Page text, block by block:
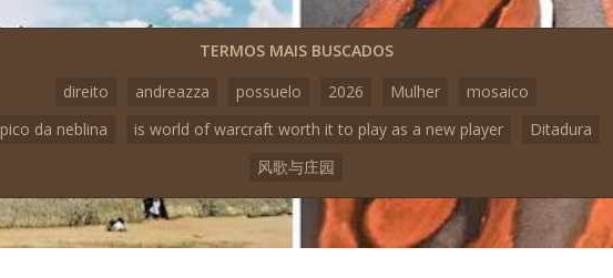
TERMOS MAIS BUSCADOS
direito
andreazza possuelo 2026 Mulher
mosaico
pico da neblina
is world of warcraft worth it to play as a new player
Ditadura
风歌与庄园